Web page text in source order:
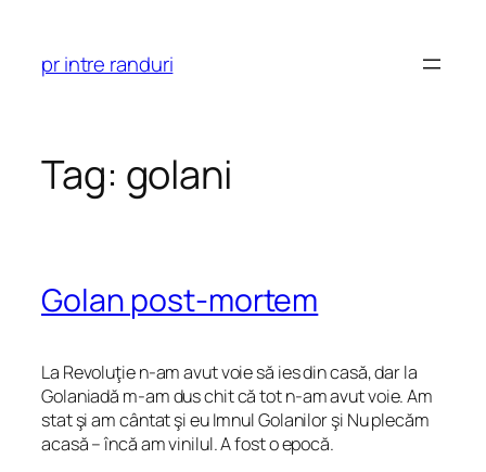
content
pr intre randuri
Tag: golani
Golan post-mortem
La Revoluţie n-am avut voie să ies din casă, dar la
Golaniadă m-am dus chit că tot n-am avut voie. Am
stat şi am cântat şi eu Imnul Golanilor şi Nu plecăm
acasă – încă am vinilul. A fost o epocă.